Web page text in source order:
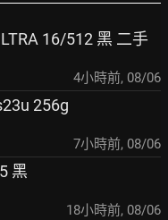
16/512 黑 二手
4小時前, 08/06
256g
7小時前, 08/06
黑
18小時前, 08/06